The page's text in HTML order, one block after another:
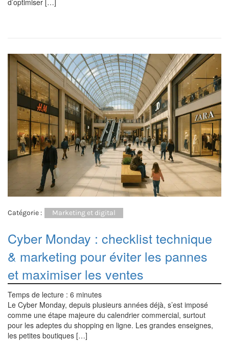
Catégorie : Marketing et digital
Cyber Monday : checklist technique
& marketing pour éviter les pannes
et maximiser les ventes
Temps de lecture : 6 minutes
Le Cyber Monday, depuis plusieurs années déjà, s’est imposé
comme une étape majeure du calendrier commercial, surtout
pour les adeptes du shopping en ligne. Les grandes enseignes,
les petites boutiques […]